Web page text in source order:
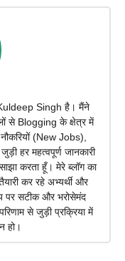
Singh है। मैंने
से Blogging के क्षेत्र में
(New Jobs),
हर महत्वपूर्ण जानकारी
करता हूँ। मेरे ब्लॉग का
तैयारी कर रहे अभ्यर्थी और
पर सटीक और भरोसेमंद
से जुड़ी प्रक्रिया में
हो।